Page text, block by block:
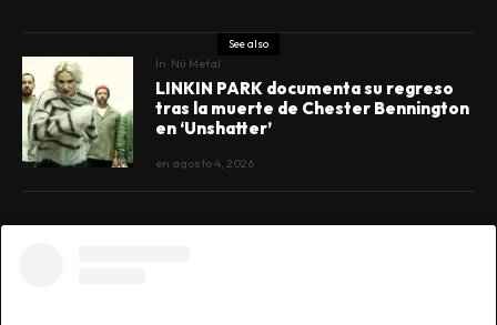
See also
In Nü Metal
LINKIN PARK documenta su regreso
tras la muerte de Chester Bennington
en ‘Unshatter’
en agosto 4, 2026